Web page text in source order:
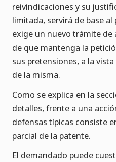
reivindicaciones y su
limitada, servirá de base
exige un nuevo trámite de
de que mantenga la
sus pretensiones, a la
de la misma.
Como se explica en la
detalles, frente a una
defensas típicas consiste
parcial de la patente.
El demandado puede